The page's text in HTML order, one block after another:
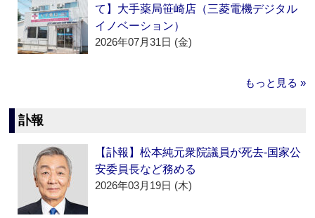
て】大手薬局笹崎店（三菱電機デジタル
イノベーション）
2026年07月31日 (金)
もっと見る »
訃報
【訃報】松本純元衆院議員が死去‐国家公
安委員長など務める
2026年03月19日 (木)